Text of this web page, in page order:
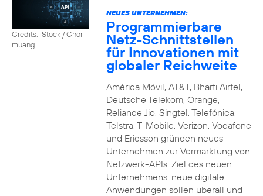
Credits: iStock / Chor
muang
NEUES UNTERNEHMEN:
Programmierbare
Netz-Schnittstellen
für Innovationen mit
globaler Reichweite
América Móvil, AT&T, Bharti Airtel,
Deutsche Telekom, Orange,
Reliance Jio, Singtel, Telefónica,
Telstra, T-Mobile, Verizon, Vodafone
und Ericsson gründen neues
Unternehmen zur Vermarktung von
Netzwerk-APIs. Ziel des neuen
Unternehmens: neue digitale
Anwendungen sollen überall und